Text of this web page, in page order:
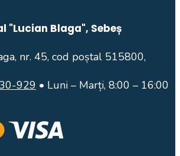
"Lucian Blaga", Sebeș
nr. 45, cod poștal 515800,
929 • Luni – Marți, 8:00 – 16:00